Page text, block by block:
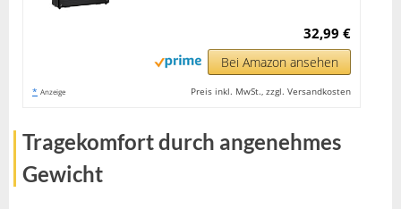
32,99 €
Bei Amazon ansehen
* Anzeige Preis inkl. MwSt., zzgl. Versandkosten
Tragekomfort durch angenehmes
Gewicht